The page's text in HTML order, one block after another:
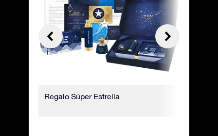
Regalo Súper Estrella